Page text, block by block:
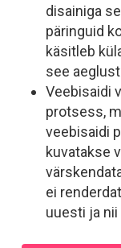
disainiga
päringuid
käsitleb
see
Veebisaidi
protsess,
veebisaidi
kuvatakse
ei
uuesti ja